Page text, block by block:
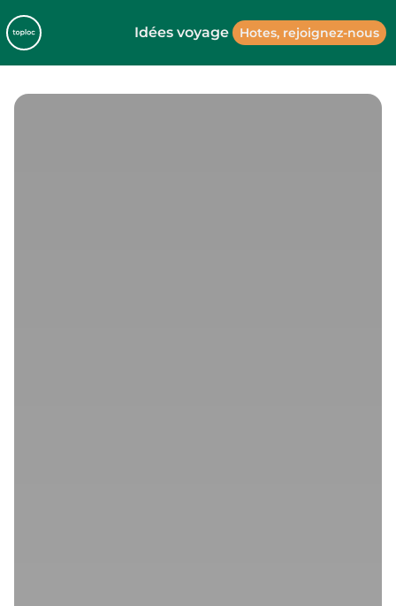
Idées voyage Hotes, rejoignez-nous